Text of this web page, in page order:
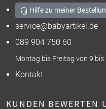
Hilfe zu meiner
service@babyartikel.de
089 904 750 60
Montag bis Freitag von 9 bis
Kontakt
KUNDEN